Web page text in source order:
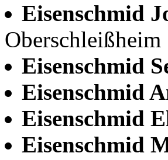
Eisenschmid
Oberschleißheim
Eisenschmid
Eisenschmid
Eisenschmid
Eisenschmid